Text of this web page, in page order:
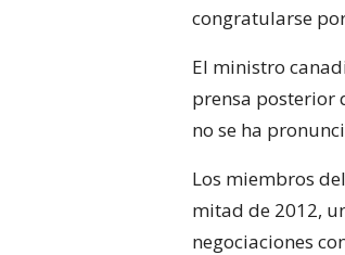
congratularse
El ministro
prensa posterior
no se ha
Los miembros
mitad de 2012,
negociaciones